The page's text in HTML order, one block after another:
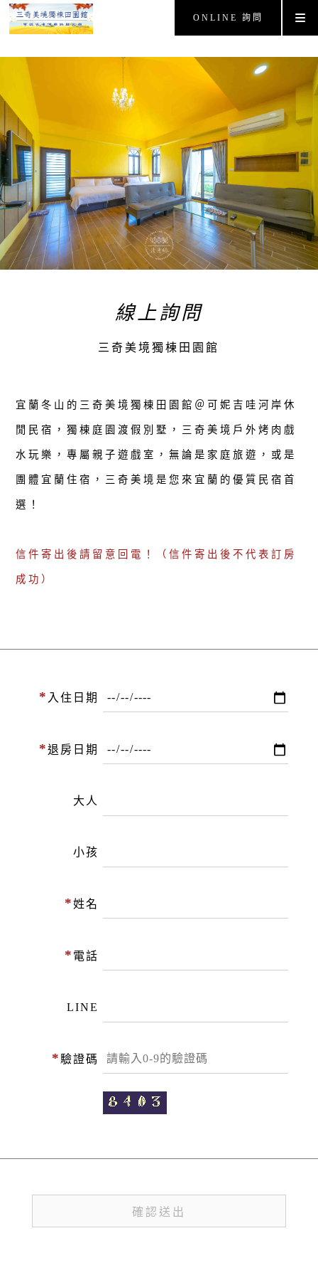
ONLINE 詢問
線上詢問
三奇美境獨棟田園館
宜蘭冬山的三奇美境獨棟田園館＠可妮吉哇河岸休
閒民宿，獨棟庭園渡假別墅，三奇美境戶外烤肉戲
水玩樂，專屬親子遊戲室，無論是家庭旅遊，或是
團體宜蘭住宿，三奇美境是您來宜蘭的優質民宿首
選！
信件寄出後請留意回電！（信件寄出後不代表訂房
成功）
* 入住日期
*退房日期
大人
小孩
*姓名
* 電話
LINE
* 驗證碼